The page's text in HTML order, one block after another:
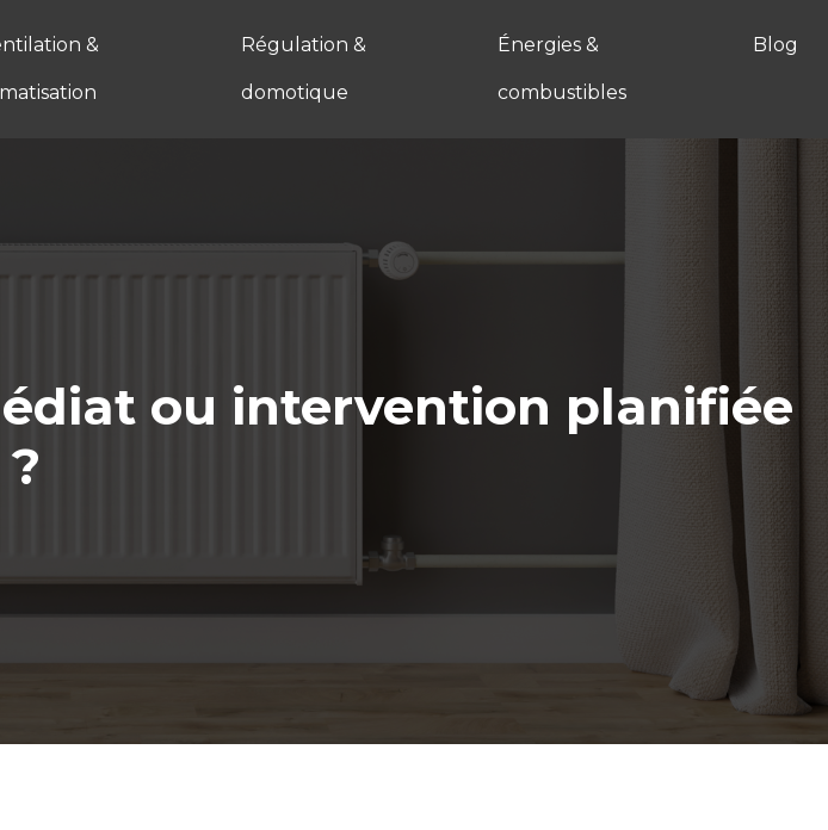
& Régulation &
domotique
Énergies &
combustibles
Blog
ou intervention planifiée
?